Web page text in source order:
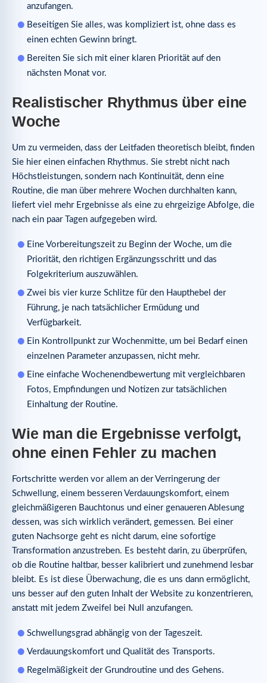
anzufangen.
Beseitigen Sie alles, was kompliziert ist, ohne dass es
einen echten Gewinn bringt.
Bereiten Sie sich mit einer klaren Priorität auf den
nächsten Monat vor.
Realistischer Rhythmus über eine
Woche
Um zu vermeiden, dass der Leitfaden theoretisch bleibt, finden
Sie hier einen einfachen Rhythmus. Sie strebt nicht nach
Höchstleistungen, sondern nach Kontinuität, denn eine
Routine, die man über mehrere Wochen durchhalten kann,
liefert viel mehr Ergebnisse als eine zu ehrgeizige Abfolge, die
nach ein paar Tagen aufgegeben wird.
Eine Vorbereitungszeit zu Beginn der Woche, um die
Priorität, den richtigen Ergänzungsschritt und das
Folgekriterium auszuwählen.
Zwei bis vier kurze Schlitze für den Haupthebel der
Führung, je nach tatsächlicher Ermüdung und
Verfügbarkeit.
Ein Kontrollpunkt zur Wochenmitte, um bei Bedarf einen
einzelnen Parameter anzupassen, nicht mehr.
Eine einfache Wochenendbewertung mit vergleichbaren
Fotos, Empfindungen und Notizen zur tatsächlichen
Einhaltung der Routine.
Wie man die Ergebnisse verfolgt,
ohne einen Fehler zu machen
Fortschritte werden vor allem an der Verringerung der
Schwellung, einem besseren Verdauungskomfort, einem
gleichmäßigeren Bauchtonus und einer genaueren Ablesung
dessen, was sich wirklich verändert, gemessen. Bei einer
guten Nachsorge geht es nicht darum, eine sofortige
Transformation anzustreben. Es besteht darin, zu überprüfen,
ob die Routine haltbar, besser kalibriert und zunehmend lesbar
bleibt. Es ist diese Überwachung, die es uns dann ermöglicht,
uns besser auf den guten Inhalt der Website zu konzentrieren,
anstatt mit jedem Zweifel bei Null anzufangen.
Schwellungsgrad abhängig von der Tageszeit.
Verdauungskomfort und Qualität des Transports.
Regelmäßigkeit der Grundroutine und des Gehens.